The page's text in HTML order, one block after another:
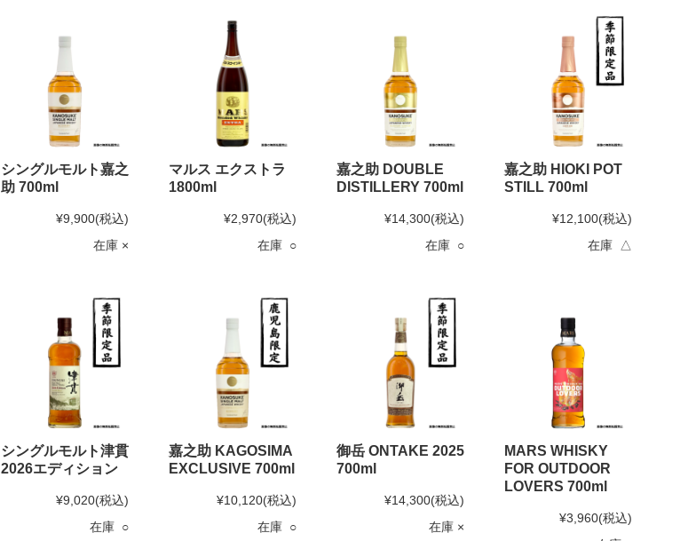
シングルモルト嘉之
助 700ml
¥9,900(税込)
在庫 ×
マルス エクストラ
1800ml
¥2,970(税込)
在庫 ○
嘉之助 DOUBLE
DISTILLERY 700ml
¥14,300(税込)
在庫 ○
嘉之助 HIOKI POT
STILL 700ml
¥12,100(税込)
在庫 △
シングルモルト津貫
2026エディション
¥9,020(税込)
在庫 ○
嘉之助 KAGOSIMA
EXCLUSIVE 700ml
¥10,120(税込)
在庫 ○
御岳 ONTAKE 2025
700ml
¥14,300(税込)
在庫 ×
MARS WHISKY
FOR OUTDOOR
LOVERS 700ml
¥3,960(税込)